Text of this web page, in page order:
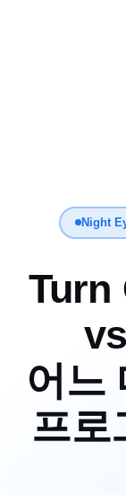
Night
Turn
vs
어느
프로